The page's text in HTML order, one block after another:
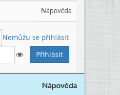
Nápověda
Nemůžu se přihlásit
Nápověda